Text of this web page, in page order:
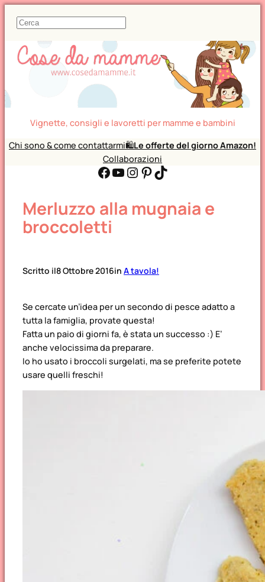
C
r
c
Vignette, consigli e lavoretti per mamme e bambini
Chi sono & come contattarmi🛍️Le offerte del giorno Amazon!
Collaborazioni
Facebook YouTube Instagram Pinterest TikTok
Merluzzo alla mugnaia e
broccoletti
Scritto il8 Ottobre 2016in A tavola!
Se cercate un’idea per un secondo di pesce adatto a
tutta la famiglia, provate questa!
Fatta un paio di giorni fa, è stata un successo :) E’
anche velocissima da preparare.
Io ho usato i broccoli surgelati, ma se preferite potete
usare quelli freschi!